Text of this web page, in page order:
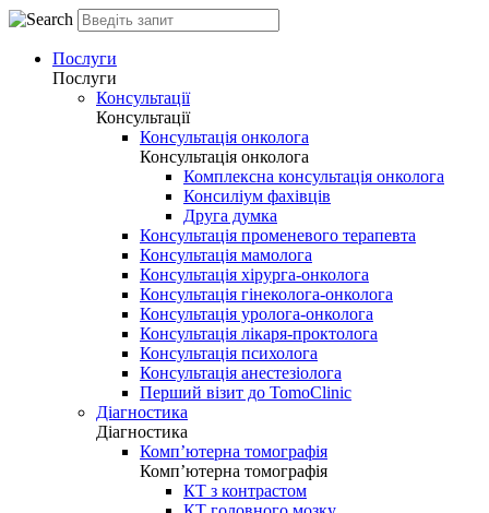
Послуги
Послуги
Консультації
Консультації
Консультація онколога
Консультація онколога
Комплексна консультація онколога
Консиліум фахівців
Друга думка
Консультація променевого терапевта
Консультація мамолога
Консультація хірурга-онколога
Консультація гінеколога-онколога
Консультація уролога-онколога
Консультація лікаря-проктолога
Консультація психолога
Консультація анестезіолога
Перший візит до TomoClinic
Діагностика
Діагностика
Комп’ютерна томографія
Комп’ютерна томографія
КТ з контрастом